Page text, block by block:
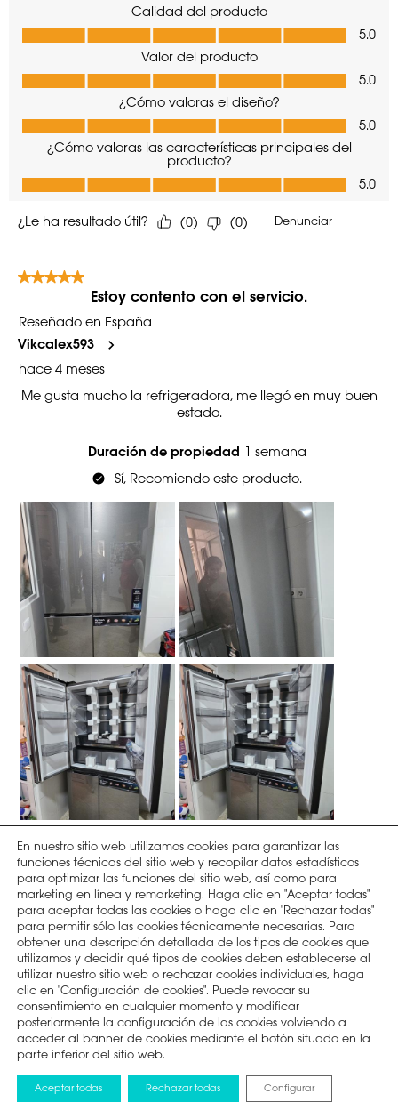
En nuestro sitio web utilizamos cookies para garantizar las
funciones técnicas del sitio web y recopilar datos estadísticos
para optimizar las funciones del sitio web, así como para
marketing en línea y remarketing. Haga clic en "Aceptar todas"
para aceptar todas las cookies o haga clic en "Rechazar todas"
para permitir sólo las cookies técnicamente necesarias. Para
obtener una descripción detallada de los tipos de cookies que
utilizamos y decidir qué tipos de cookies deben establecerse al
utilizar nuestro sitio web o rechazar cookies individuales, haga
clic en "Configuración de cookies". Puede revocar su
consentimiento en cualquier momento y modificar
posteriormente la configuración de las cookies volviendo a
acceder al banner de cookies mediante el botón situado en la
parte inferior del sitio web.
Aceptar todas Rechazar todas Configurar